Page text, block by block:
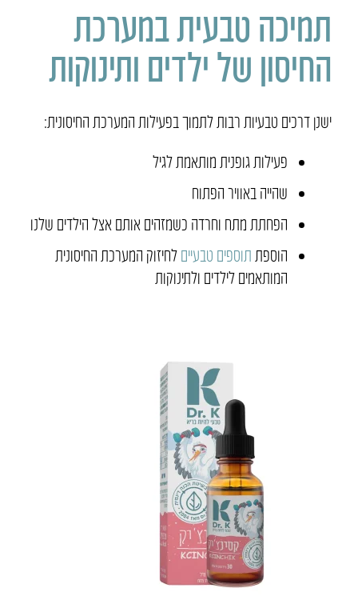
תמיכה טבעית במערכת
החיסון של ילדים ותינוקות
ישנן דרכים טבעיות רבות לתמוך בפעילות המערכת החיסונית:
פעילות גופנית מותאמת לגיל
שהייה באוויר הפתוח
הפחתת מתח וחרדה כשמזהים אותם אצל הילדים שלנו
הוספת תוספים טבעייםלחיזוק המערכת החיסונית
המותאמים לילדים ולתינוקות